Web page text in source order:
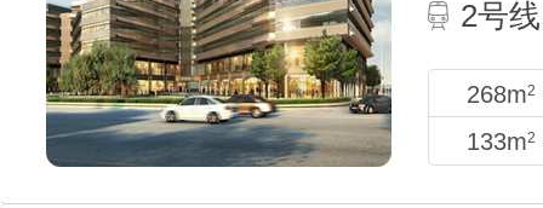
2号
268m2
133m2